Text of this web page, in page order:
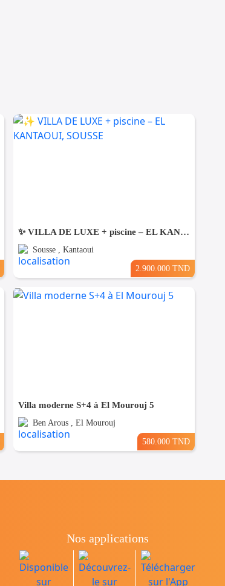
​✨ VILLA DE LUXE + piscine – EL KANTAOUI, SOUSSE
Sousse , Kantaoui
2.900.000 TND
Villa moderne S+4 à El Mourouj 5
Ben Arous , El Mourouj
580.000 TND
Nos applications